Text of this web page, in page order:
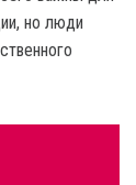
но люди